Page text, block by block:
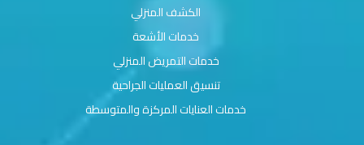
الكشف المنزلي
خدمات الأشعة
خدمات التمريض المنزلي
تنسيق العمليات الجراحية
خدمات العنايات المركزة والمتوسطة